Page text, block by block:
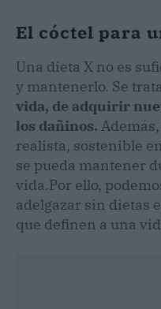
El cóctel para
Una dieta X no es
y mantenerlo. Se
vida, de adquirir
los dañinos.
realista, sostenible
se pueda mantener
vida.Por ello,
adelgazar sin dietas
que definen a una